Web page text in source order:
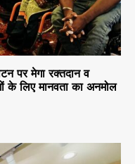
पर मेगा रक्तदान व
के लिए मानवता का अनमोल